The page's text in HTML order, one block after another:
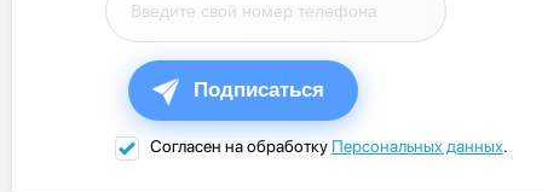
Подписаться
Согласен на обработку Персональных данных.